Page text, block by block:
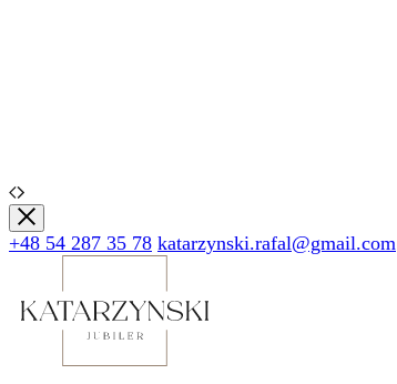
+48 54 287 35 78 katarzynski.rafal@gmail.com